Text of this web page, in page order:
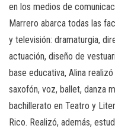
en los medios de
Marrero abarca todas las
y televisión: dramaturgia,
actuación, diseño de
base educativa, Alina
saxofón, voz, ballet, danza
bachillerato en Teatro y
Rico. Realizó, además,